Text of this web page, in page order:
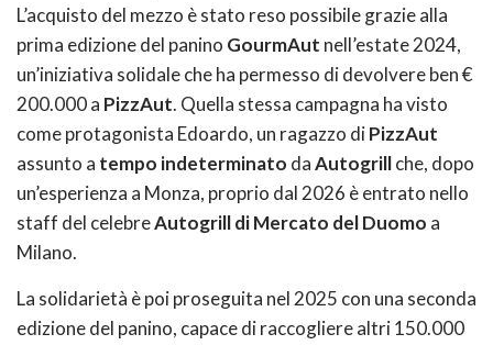
L’acquisto del mezzo è stato reso possibile grazie alla
prima edizione del panino GourmAut nell’estate 2024,
un’iniziativa solidale che ha permesso di devolvere ben €
200.000 a PizzAut. Quella stessa campagna ha visto
come protagonista Edoardo, un ragazzo diPizzAut
assunto a tempo indeterminato daAutogrillche, dopo
un’esperienza a Monza, proprio dal 2026 è entrato nello
staff del celebreAutogrill di Mercato del Duomo a
Milano.
La solidarietà è poi proseguita nel 2025 con una seconda
edizione del panino, capace di raccogliere altri 150.000